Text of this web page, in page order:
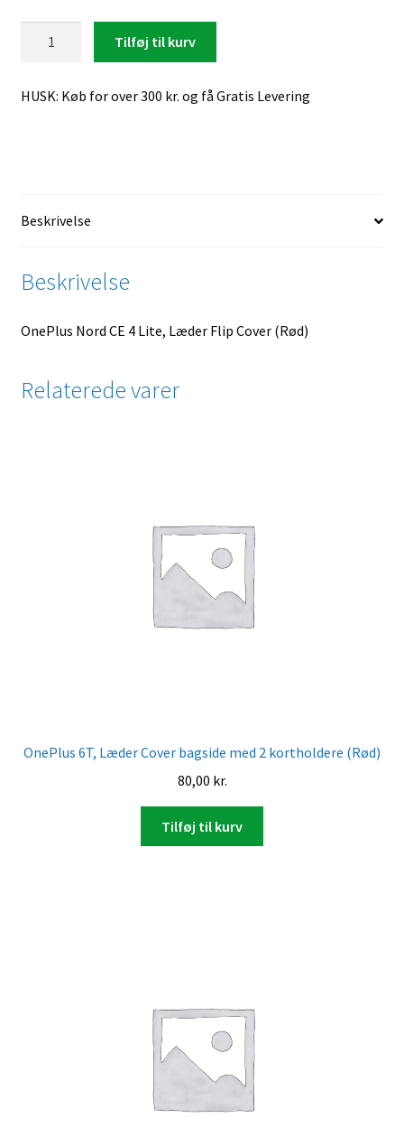
4
(Rød)
Tilføj til kurv
HUSK: Køb for over 300 kr. og få Gratis Levering
Beskrivelse
Beskrivelse
OnePlus Nord CE 4 Lite, Læder Flip Cover (Rød)
Relaterede varer
OnePlus 6T, Læder Cover bagside med 2 kortholdere (Rød)
80,00 kr.
Tilføj til kurv